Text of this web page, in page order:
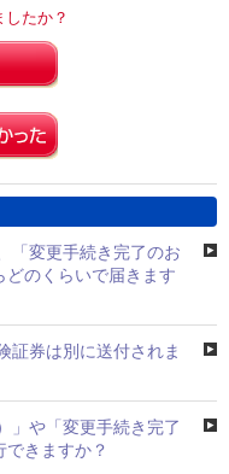
たか？
「変更手続き完了のお
のくらいで届きます
証券は別に送付されま
」や「変更手続き完了
きますか？